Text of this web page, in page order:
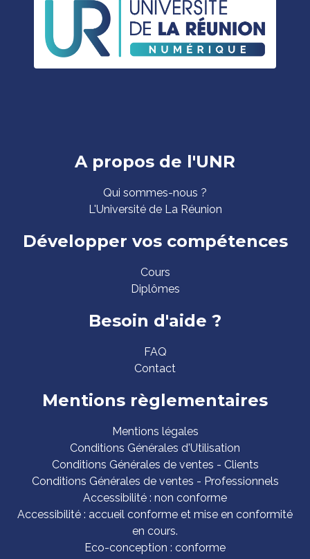
A propos de l'UNR
Qui sommes-nous ?
L'Université de La Réunion
Développer vos compétences
Cours
Diplômes
Besoin d'aide ?
FAQ
Contact
Mentions règlementaires
Mentions légales
Conditions Générales d'Utilisation
Conditions Générales de ventes - Clients
Conditions Générales de ventes - Professionnels
Accessibilité : non conforme
Accessibilité : accueil conforme et mise en conformité
en cours.
Eco-conception : conforme